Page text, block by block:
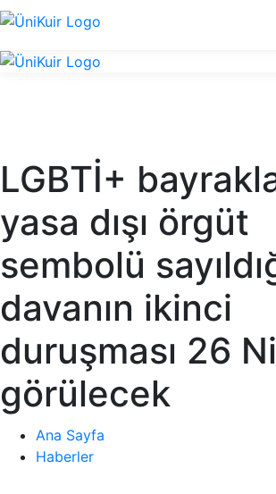
LGBTİ+
yasa dışı örgüt
sembolü
davanın ikinci
duruşması 26
görülecek
Ana Sayfa
Haberler